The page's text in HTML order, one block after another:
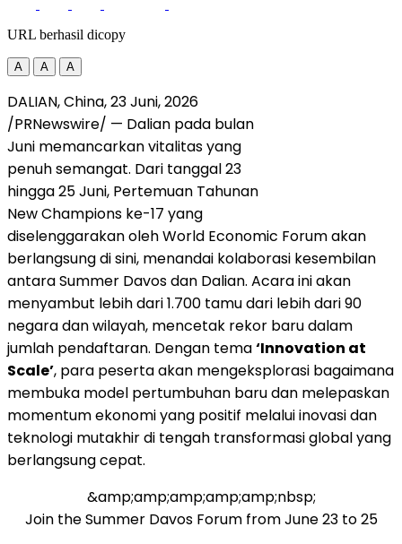
URL berhasil dicopy
A A A
DALIAN, China,23 Juni, 2026
/PRNewswire/ — Dalian pada bulan
Juni memancarkan vitalitas yang
penuh semangat. Dari tanggal 23
hingga 25 Juni, Pertemuan Tahunan
New Champions ke-17 yang
diselenggarakan oleh World Economic Forum akan
berlangsung di sini, menandai kolaborasi kesembilan
antara Summer Davos dan Dalian. Acara ini akan
menyambut lebih dari 1.700 tamu dari lebih dari 90
negara dan wilayah, mencetak rekor baru dalam
jumlah pendaftaran. Dengan tema‘Innovation at
Scale’, para peserta akan mengeksplorasi bagaimana
membuka model pertumbuhan baru dan melepaskan
momentum ekonomi yang positif melalui inovasi dan
teknologi mutakhir di tengah transformasi global yang
berlangsung cepat.
&amp;amp;amp;amp;amp;nbsp;
Join the Summer Davos Forum from June 23 to 25